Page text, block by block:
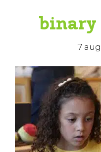
binary
7